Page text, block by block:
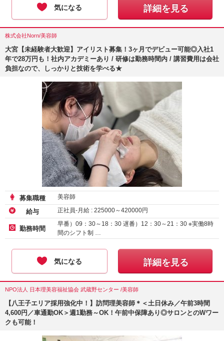
気になる 詳細を見る
株式会社Norn/美容師
大宮【未経験者大歓迎】アイリスト募集！3ヶ月でデビュー可能◎入社1
年で28万円も！社内アカデミーあり / 研修は勤務時間内 / 講習費用は会社
負担なので、しっかりと技術を学べる★
募集職種 美容師
給与 正社員-月給 : 225000～420000円
勤務時間
早番）09：30～18：30 遅番）12：30～21：30 ※実働8時
間のシフト制 …
気になる 詳細を見る
NPO法人 日本理美容福祉協会 武蔵野センター /美容師
【八王子エリア採用強化中！】訪問理美容師＊＜土日休み／午前3時間
4,600円／車通勤OK＞週1勤務～OK！午前中保障あり◎サロンとのWワー
クも可能！